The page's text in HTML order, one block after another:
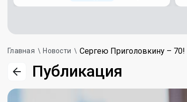
Главная Новости Сергею Приголовкину – 70!
Публикация